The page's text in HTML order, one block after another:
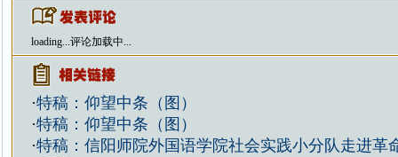
loading...评论加载中...
·特稿：仰望中条（图）
·特稿：仰望中条（图）
·特稿：信阳师院外国语学院社会实践小分队走进革